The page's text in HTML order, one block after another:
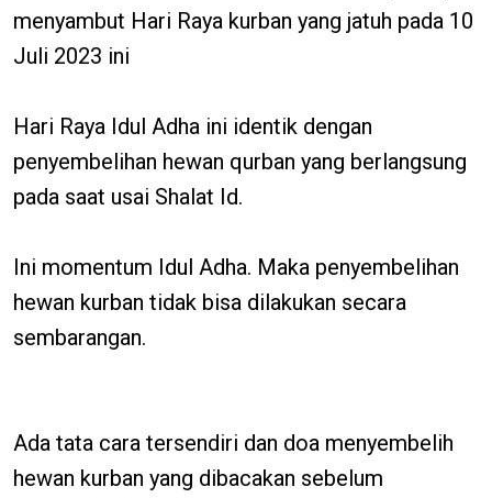
menyambut Hari Raya kurban yang jatuh pada 10
Juli 2023 ini
Hari Raya Idul Adha ini identik dengan
penyembelihan hewan qurban yang berlangsung
pada saat usai Shalat Id.
Ini momentum Idul Adha. Maka penyembelihan
hewan kurban tidak bisa dilakukan secara
sembarangan.
Ada tata cara tersendiri dan doa menyembelih
hewan kurban yang dibacakan sebelum